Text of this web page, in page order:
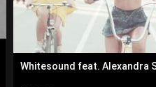
Whitesound feat. Alexandra